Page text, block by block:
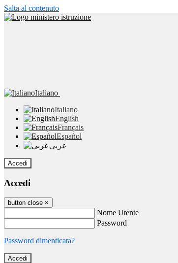
Salta al contenuto
Italiano
Italiano
English
Français
Español
عربى
Accedi
Accedi
button close ×
Nome Utente
Password
Password dimenticata?